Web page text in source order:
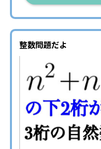
整数問題だよ